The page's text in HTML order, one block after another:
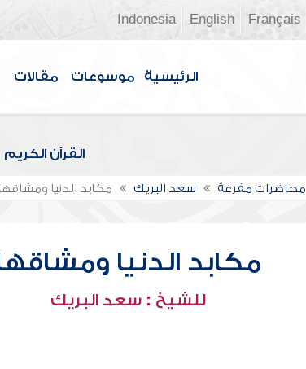
Français
English
Indonesia
الرئيسية موسوعات مقالات
القرآن الكريم
محاضرات مفرغة سعد البريك مكابد الدنيا ومشاقها
مكابد الدنيا
للشيخ : سعد البريك